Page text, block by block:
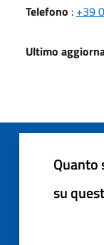
Telefono : +39
Ultimo
Quanto
su